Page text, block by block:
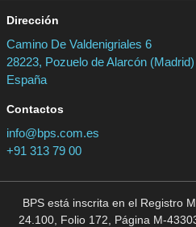
Dirección
Camino De Valdenigriales 6
28223, Pozuelo de Alarcón (Madrid)
España
Contactos
info@bps.com.es
+91 313 79 00
BPS está inscrita en el Registro
24.100, Folio 172, Página M-